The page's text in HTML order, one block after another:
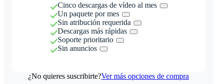
Cinco descargas de vídeo al mes
Un paquete por mes
Sin atribución requerida
Descargas más rápidas
Soporte prioritario
Sin anuncios
¿No quieres suscribirte?Ver más opciones de compra